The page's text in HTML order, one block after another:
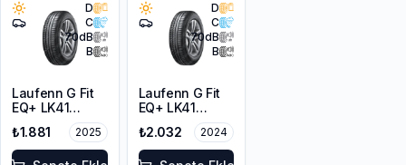
D
C
70dB
B
Laufenn G Fit
EQ+ LK41
165/70R13 79T
₺1.881 2025
D
C
70dB
B
Laufenn G Fit
EQ+ LK41
165/70R13 79T
₺2.032 2024